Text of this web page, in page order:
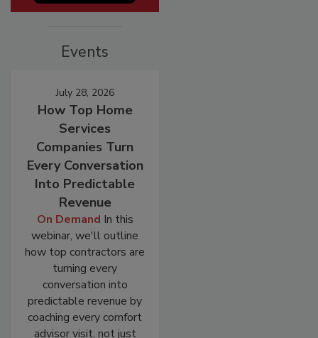
Events
July 28, 2026
How Top Home
Services
Companies Turn
Every Conversation
Into Predictable
Revenue
On Demand In this
webinar, we'll outline
how top contractors are
turning every
conversation into
predictable revenue by
coaching every comfort
advisor visit, not just